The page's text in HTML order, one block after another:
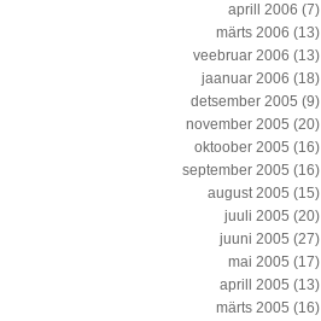
aprill 2006 (7)
märts 2006 (13)
veebruar 2006 (13)
jaanuar 2006 (18)
detsember 2005 (9)
november 2005 (20)
oktoober 2005 (16)
september 2005 (16)
august 2005 (15)
juuli 2005 (20)
juuni 2005 (27)
mai 2005 (17)
aprill 2005 (13)
märts 2005 (16)